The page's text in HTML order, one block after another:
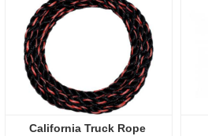
California Truck Rope